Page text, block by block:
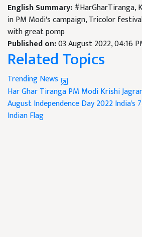
English Summary:#HarGharTiranga,
in PM Modi's campaign, Tricolor
with great pomp
Published on:03 August 2022, 04:16
Related Topics
Trending News
Har Ghar TirangaPM ModiKrishi
AugustIndependence Day 2022India's
Indian Flag